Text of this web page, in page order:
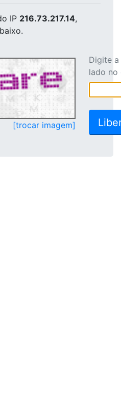
IP 216.73.217.14,
[trocar imagem]
Digite
lado no